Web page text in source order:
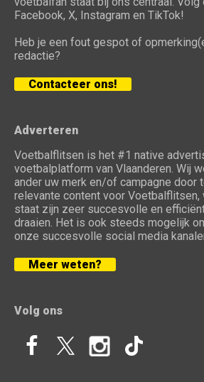
Facebook, X, Instagram en TikTok!
Heb je een fout gespot of
redactie?
Contacteer ons!
Adverteren
Voetbalflitsen is het #1 native
voetbalplatform van Vlaanderen. Wij
ander uw merk en/of campagne door
relevante content voor Voetbalflitsen,
staat zijn zeer succesvolle en
draaien. Het is ook steeds mogelijk
onze succesvolle social media
Meer weten?
Volg ons